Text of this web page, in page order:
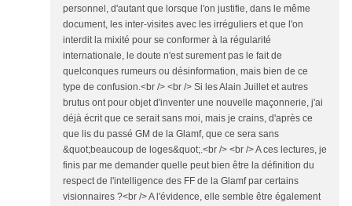
personnel, d'autant que lorsque l'on justifie, dans le même
document, les inter-visites avec les irréguliers et que l'on
interdit la mixité pour se conformer à la régularité
internationale, le doute n'est surement pas le fait de
quelconques rumeurs ou désinformation, mais bien de ce
type de confusion.<br /> <br /> Si les Alain Juillet et autres
brutus ont pour objet d'inventer une nouvelle maçonnerie, j'ai
déjà écrit que ce serait sans moi, mais je crains, d'après ce
que lis du passé GM de la Glamf, que ce sera sans
&quot;beaucoup de loges&quot;.<br /> <br /> A ces lectures, je
finis par me demander quelle peut bien être la définition du
respect de l'intelligence des FF de la Glamf par certains
visionnaires ?<br /> A l'évidence, elle semble être également